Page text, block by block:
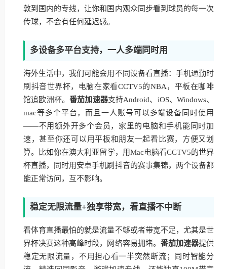
敦到国内的专线，让你和国内观众同步看到球员的每一次
传球，不会有任何延迟感。
多设备多平台支持，一人多端同时用
海外生活中，我们可能会用不同设备看直播：手机通勤时
刷抖音世界杯，电脑在家看CCTV5的NBA，平板在咖啡
馆追欧洲杯。 番茄加速器支持Android、iOS、Windows、
mac等多个平台，而且一人账号可以多端设备同时使用
——不用额外开多个会员，家里的电脑和手机能同时加
速，甚至你还可以用平板和朋友一起看比赛，方便又划
算。比如你在澳大利亚留学，用Mac电脑看CCTV5的世界
杯直播，同时用安卓手机刷抖音的赛事集锦，两个设备都
能正常访问，互不影响。
稳定无限流量+独享带宽，看直播不中断
看体育直播最怕的就是流量不够或者带宽不足，尤其是世
界杯决赛这种高峰时段，网络容易拥堵。 番茄加速器提供
稳定无限流量，不用担心看一半突然断流；同时智能分